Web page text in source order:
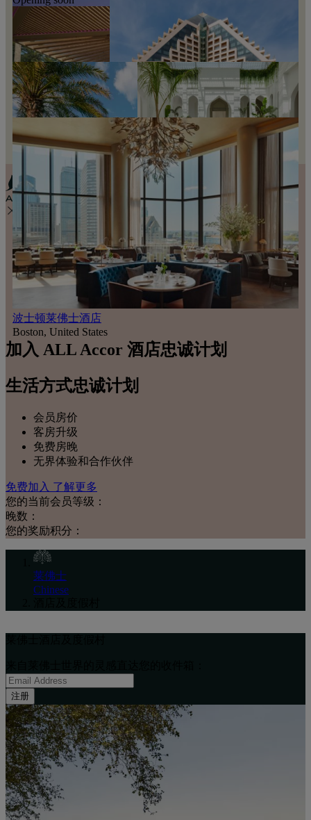
暹粒吴哥莱佛士酒店
雅加达莱佛士酒店
雅加达, 印度尼西亚
塞舌尔莱佛士酒店
普拉林岛, 塞舌尔
多哈, 卡塔尔
沙特阿拉伯麦加皇宫莱佛士酒店
麦加, 沙特阿拉伯
吉达莱佛士酒店
吉达, 沙特阿拉伯
红海莱佛士酒店
红海, 沙特阿拉伯
迪拜莱佛士酒店
迪拜, 阿联酋
迪拜棕榈岛莱佛士酒店
朱美拉棕榈岛, 阿联酋
巴林阿伦宫莱佛士酒店
波士顿莱佛士酒店
Boston, United States
加入 ALL Accor 酒店忠诚计划
生活方式忠诚计划
会员房价
客房升级
免费房晚
无界体验和合作伙伴
免费加入 了解更多
您的当前会员等级：
晚数：
您的奖励积分：
莱佛士
Chinese
注册